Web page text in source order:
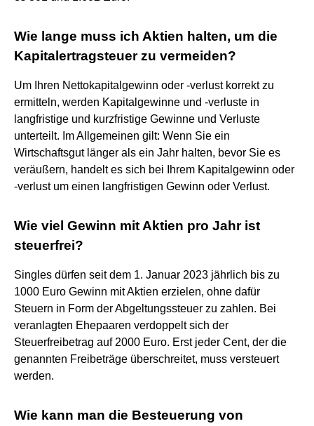
Wie lange muss ich Aktien halten, um die
Kapitalertragsteuer zu vermeiden?
Um Ihren Nettokapitalgewinn oder -verlust korrekt zu
ermitteln, werden Kapitalgewinne und -verluste in
langfristige und kurzfristige Gewinne und Verluste
unterteilt. Im Allgemeinen gilt: Wenn Sie ein
Wirtschaftsgut länger als ein Jahr halten, bevor Sie es
veräußern, handelt es sich bei Ihrem Kapitalgewinn oder
-verlust um einen langfristigen Gewinn oder Verlust.
Wie viel Gewinn mit Aktien pro Jahr ist
steuerfrei?
Singles dürfen seit dem 1. Januar 2023 jährlich bis zu
1000 Euro Gewinn mit Aktien erzielen, ohne dafür
Steuern in Form der Abgeltungssteuer zu zahlen. Bei
veranlagten Ehepaaren verdoppelt sich der
Steuerfreibetrag auf 2000 Euro. Erst jeder Cent, der die
genannten Freibeträge überschreitet, muss versteuert
werden.
Wie kann man die Besteuerung von